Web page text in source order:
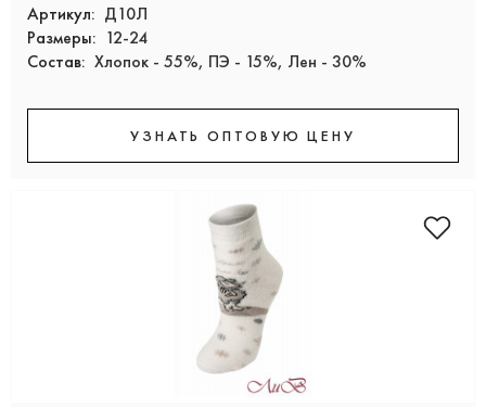
Артикул: Д10Л
Размеры: 12-24
Состав: Хлопок - 55%, ПЭ - 15%, Лен - 30%
УЗНАТЬ ОПТОВУЮ ЦЕНУ